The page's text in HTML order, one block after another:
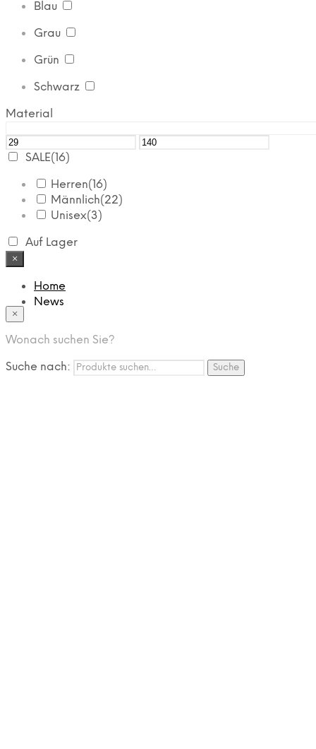
Blau
Grau
Grün
Schwarz
Material
SALE(16)
Herren(16)
Männlich(22)
Unisex(3)
Auf Lager
×
Home
News
App
FAQ
Nutzungbedingungen
Marken
×
Wonach suchen Sie?
Suche nach: Suche